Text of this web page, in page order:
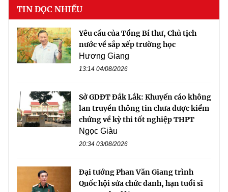
TIN ĐỌC NHIỀU
Yêu cầu của Tổng Bí thư, Chủ tịch
nước về sắp xếp trường học
Hương Giang
13:14 04/08/2026
Sở GDĐT Đắk Lắk: Khuyến cáo không
lan truyền thông tin chưa được kiểm
chứng về kỳ thi tốt nghiệp THPT
Ngọc Giàu
20:34 03/08/2026
Đại tướng Phan Văn Giang trình
Quốc hội sửa chức danh, hạn tuổi sĩ